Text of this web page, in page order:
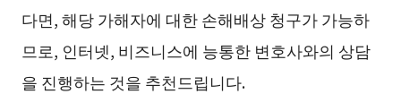
다면, 해당 가해자에 대한 손해배상 청구가 가능하
므로, 인터넷, 비즈니스에 능통한 변호사와의 상담
을 진행하는 것을 추천드립니다.